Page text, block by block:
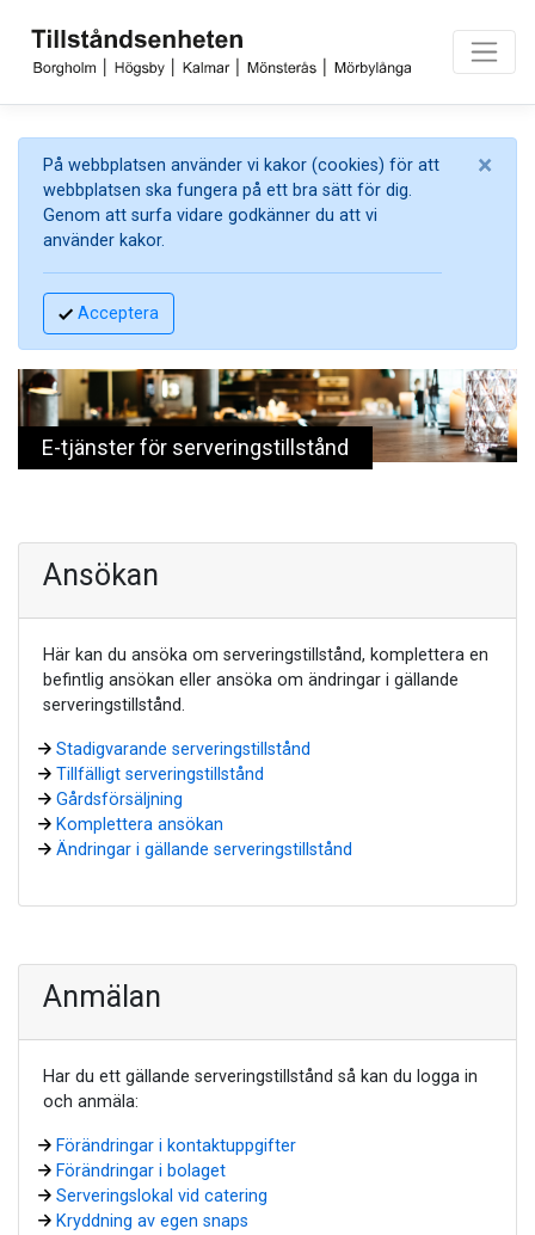
På webbplatsen använder vi kakor (cookies) för att
webbplatsen ska fungera på ett bra sätt för dig.
Genom att surfa vidare godkänner du att vi
använder kakor.
Acceptera
×
E-tjänster för serveringstillstånd
Ansökan
Här kan du ansöka om serveringstillstånd, komplettera en
befintlig ansökan eller ansöka om ändringar i gällande
serveringstillstånd.
Stadigvarande serveringstillstånd
Tillfälligt serveringstillstånd
Gårdsförsäljning
Komplettera ansökan
Ändringar i gällande serveringstillstånd
Anmälan
Har du ett gällande serveringstillstånd så kan du logga in
och anmäla:
Förändringar i kontaktuppgifter
Förändringar i bolaget
Serveringslokal vid catering
Kryddning av egen snaps